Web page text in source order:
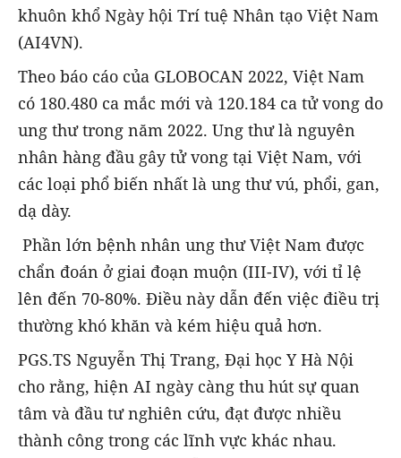
khuôn khổ Ngày hội Trí tuệ Nhân tạo Việt Nam
(AI4VN).
Theo báo cáo của GLOBOCAN 2022, Việt Nam
có 180.480 ca mắc mới và 120.184 ca tử vong do
ung thư trong năm 2022. Ung thư là nguyên
nhân hàng đầu gây tử vong tại Việt Nam, với
các loại phổ biến nhất là ung thư vú, phổi, gan,
dạ dày.
Phần lớn bệnh nhân ung thư Việt Nam được
chẩn đoán ở giai đoạn muộn (III-IV), với tỉ lệ
lên đến 70-80%. Điều này dẫn đến việc điều trị
thường khó khăn và kém hiệu quả hơn.
PGS.TS Nguyễn Thị Trang, Đại học Y Hà Nội
cho rằng, hiện AI ngày càng thu hút sự quan
tâm và đầu tư nghiên cứu, đạt được nhiều
thành công trong các lĩnh vực khác nhau.